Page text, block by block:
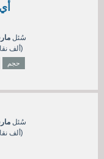
سُئل مارس
202ألف نقاط)
حجم
سُئل مارس
202ألف نقاط)